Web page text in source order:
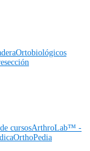
Ortobiológicos
cursosArthroLab™ -
OrthoPedia